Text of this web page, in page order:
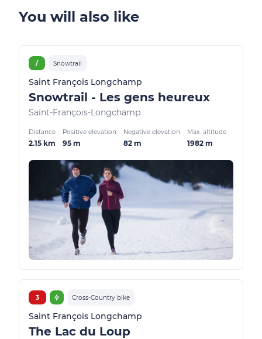
You will also like
/ Snowtrail
Saint François Longchamp
Snowtrail - Les gens heureux
Saint-François-Longchamp
Distance
2.15 km
Positive elevation
95 m
Negative elevation
82 m
Max. altitude
1982 m
3 Cross-Country bike
Saint François Longchamp
The Lac du Loup